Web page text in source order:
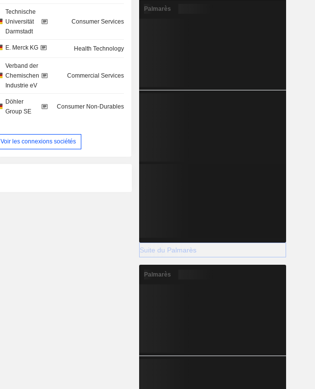
Technische
Universität
Darmstadt
Consumer Services
E. Merck KG Health Technology
Verband der
Chemischen
Industrie eV
Commercial Services
Döhler
Group SE
Consumer Non-Durables
Voir les connexions sociétés
Palmarès
Suite du Palmarès
Palmarès